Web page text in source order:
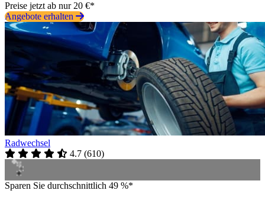
Preise jetzt ab nur 20 €*
Angebote erhalten
Radwechsel
4.7 (610)
Sparen Sie durchschnittlich 49 %*